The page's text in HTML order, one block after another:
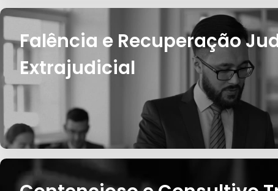
Falência e Recuperação
Extrajudicial